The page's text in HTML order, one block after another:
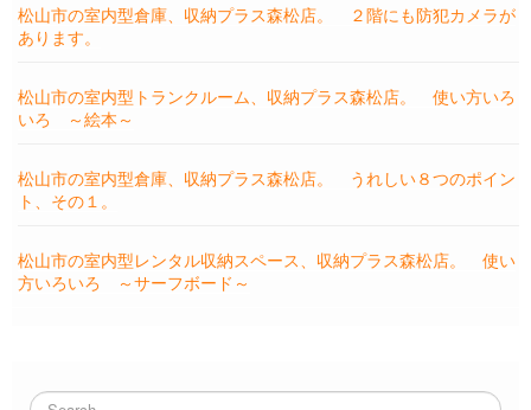
松山市の室内型倉庫、収納プラス森松店。 ２階にも防犯カメラが
あります。
松山市の室内型トランクルーム、収納プラス森松店。 使い方いろ
いろ ～絵本～
松山市の室内型倉庫、収納プラス森松店。 うれしい８つのポイン
ト、その１。
松山市の室内型レンタル収納スペース、収納プラス森松店。 使い
方いろいろ ～サーフボード～